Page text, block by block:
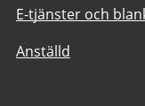
E-tjänster och
Anställd